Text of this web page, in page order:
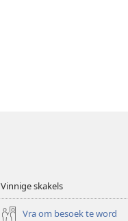
Vinnige skakels
Vra om besoek te word